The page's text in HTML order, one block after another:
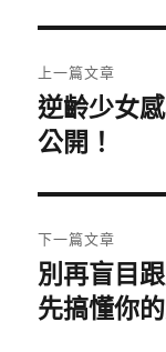
章
導
覽
上一篇文章
上
一
文
章:
逆齡少女
公開！
下一篇文章
下
一
別再盲目
先搞懂你